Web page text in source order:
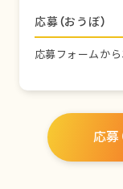
応募（おうぼ）
応募フォームか
応募